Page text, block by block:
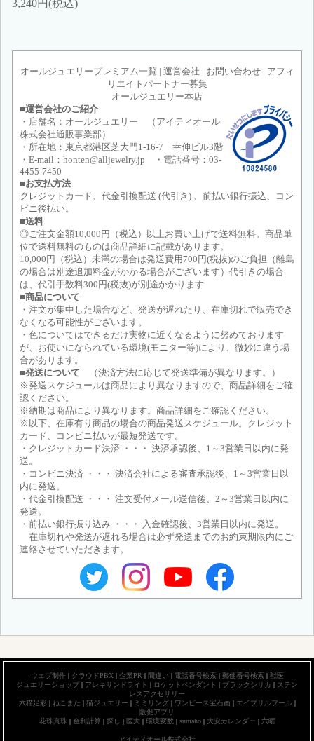
3,240円(税込)
オールジュエリープレミアム一覧 | 運営会社 | お問い合わせ| アフィ
リエイトパートナー募集
オールジュエリー本店
■運営会社のご紹介
・店舗名：オールジュエリー （アイティオール
株式会社通販事業部）
・所在地：東京都港区芝大門1-16-7 幸伸ビル3階
・E-mail：honten@alljewelry.jp ・電話番号：03-
4455-7450
■お支払方法
クレジットカード、代金引換配送 (代引き) 、前払い銀行振込、コン
ビニ後払い。
■送料
◎ご注文金額10,000円（税込）以上お買い上げで送料無料。商品単
位で送料無料のものは商品詳細に記載があります。
10,000円（税込）未満の場合は発送費用700円(税抜)のご負担（離島
の場合は別途追加料金がかかる場合がございます）代引きの場合
は、代引手数料300円(税抜)が別途かかります
■商品について
・注文が集中した場合など、発送が遅れたり、在庫切れで販売でき
なくなる可能性がございます。
・色についてはできるだけ実物に近くなるように努めております
が、お使いになられている環境(モニター等)により、微妙に違う場
合があります。
■発送について （決済方法に応じて発送準備が異なります。）
※発送スケジュールは商品により異なりますので、商品詳細をご確
認ください。
※納期は商品により異なります。商品詳細をご確認ください。
※以下、在庫有り商品の場合の商品発送スケジュール。クレジット
カード、コンビニ払いが最短発送です。
・クレジットカード決済 ・・・ 決済承認後、1～3営業日以内に発
送。
・コンビニ決済 ・・・ 決済会社による審査承認後、1～3営業日以
内に発送。
・代金引換配送 ・・・ 注文受付メール送信後、2～3営業日以内に
発送。
・前払い銀行振り込み ・・・ 入金確認後、3営業日以内に発送。
在庫切れや発送が遅れる場合は必ず発送までのお約束期限内にご
連絡させていただきます。
ウェブ制作| クラウドPBX| 企業PR | 間違い | 電話番号検索| 郵便番号検索| 獣医
ジュエリーショップ | アレキサンドライト | ロケットペンダント | ブラックシリカ | ステン
レスアクセサリー
六猫足彩| ねこまた | 猫ジュエリー | ミミリング| ワンピース宝石画| エイプリルフール|
販促アプリ
花珠真珠 | 金利計算 | 探し | 医大 | 環境変数 | sumaho| 大安カレンダー | 六曜
アイティオール株式会社